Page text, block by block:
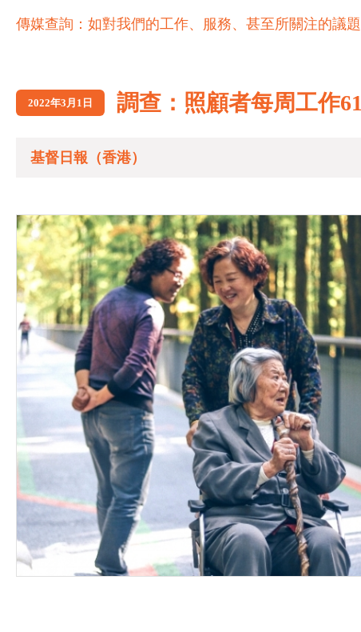
傳媒查詢：如對我們的工作、服務、甚至所關注的議
2022年3月1日 調查：照顧者每周工作
基督日報（香港）